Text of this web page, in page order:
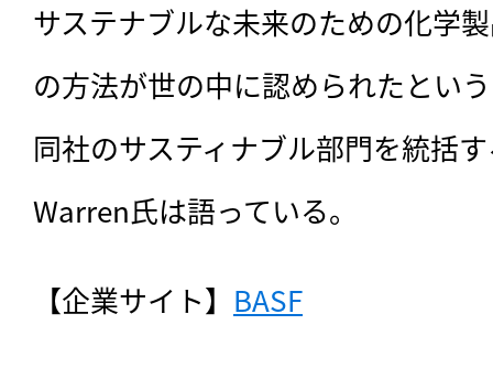
サステナブルな未来のための化学
の方法が世の中に認められたとい
同社のサスティナブル部門を統括
Warren氏は語っている。
【企業サイト】 BASF